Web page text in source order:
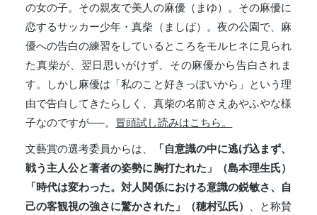
の女の子。その親友で美人の麻優（まゆ）。その麻優に
恋するサッカー少年・真柴（ましば）。夜の公園で、麻
優への告白の練習をしているところをモルヒネに見られ
た真柴が、翌日思いがけず、その麻優から告白されま
す。しかし麻優は「私のこと好きっぽいから」という理
由で告白してきたらしく、真柴の名前さえあやふやな様
子なのですが──。 冒頭試し読みはこちら。
文藝賞の選考委員からは、
「自意識の中に逃げ込まず、
戦う主人公と著者の姿勢に胸打たれた」（島本理生氏）
「時代は変わった。対人関係における意識の鋭敏さ、自
己の客観視の強さに驚かされた」（穂村弘氏）
、と称賛